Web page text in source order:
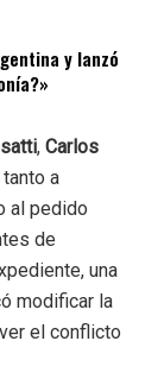
y lanzó
, Carlos
a
al pedido
de
una
modificar la
el conflicto